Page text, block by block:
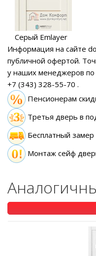
Серый Emlayer
Информация на сайте
публичной офертой.
у наших менеджеров
+7 (343) 328-55-70 .
Пенсионерам
Третья дверь в
Бесплатный замер
Монтаж сейф